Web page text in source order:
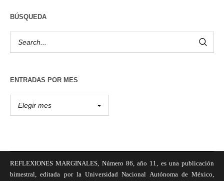
BÚSQUEDA
ENTRADAS POR MES
REFLEXIONES MARGINALES, Número 86, año 11, es una publicación
bimestral, editada por la Universidad Nacional Autónoma de México,